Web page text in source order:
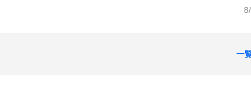
一